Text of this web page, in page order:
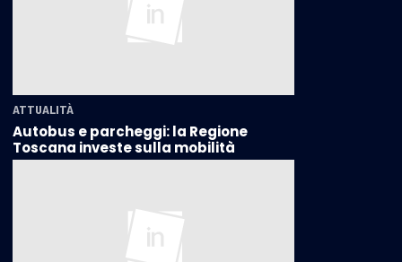
ATTUALITÀ
Autobus e parcheggi: la Regione
Toscana investe sulla mobilità